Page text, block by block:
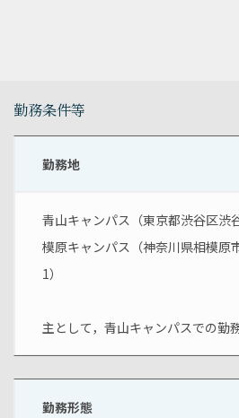
勤務条件等
勤務地
青山キャンパス（東京都渋谷区渋
模原キャンパス（神奈川県相模原
1）
主として，青山キャンパスでの勤
勤務形態